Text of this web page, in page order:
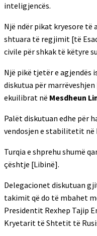
inteligjencës.
Një ndër pikat kryesore të
shtuara të regjimit [të
civile për shkak të këtyre
Një pikë tjetër e agjendës
diskutua për
ekuilibrat në Mesdheun
Palët diskutuan edhe për
vendosjen e stabilitetit në
Turqia e shprehu shumë
çështje [Libinë].
Delegacionet diskutuan
takimit që do të mbahet
Presidentit Rexhep Tajip
Kryetarit të Shtetit të